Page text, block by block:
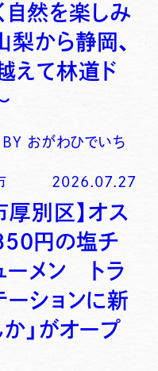
自然を楽しみ
梨から静岡、
えて林道ド
おがわひでいち
2026.07.27
厚別区】オス
円の塩チ
ーメン トラ
ーションに新
か」がオープ